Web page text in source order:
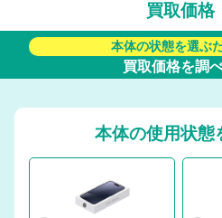
買取価格
本体の状態を選ぶ
買取価格を調
本体の使用状態